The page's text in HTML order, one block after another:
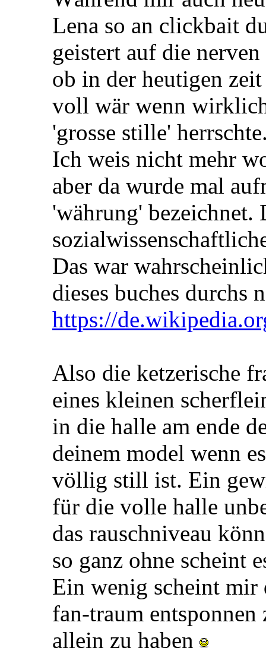
Lena so an clickbait
geistert auf die
ob in der heutigen
voll wär wenn
'grosse stille'
Ich weis nicht mehr
aber da wurde mal
'währung' bezeichnet.
Das war
dieses buches durchs
https://
Also die ketzerische
eines kleinen
in die halle am ende
deinem model wenn
völlig still ist. Ein
für die volle halle
das rauschniveau
so ganz ohne scheint
Ein wenig scheint mir
fan-traum
allein zu haben